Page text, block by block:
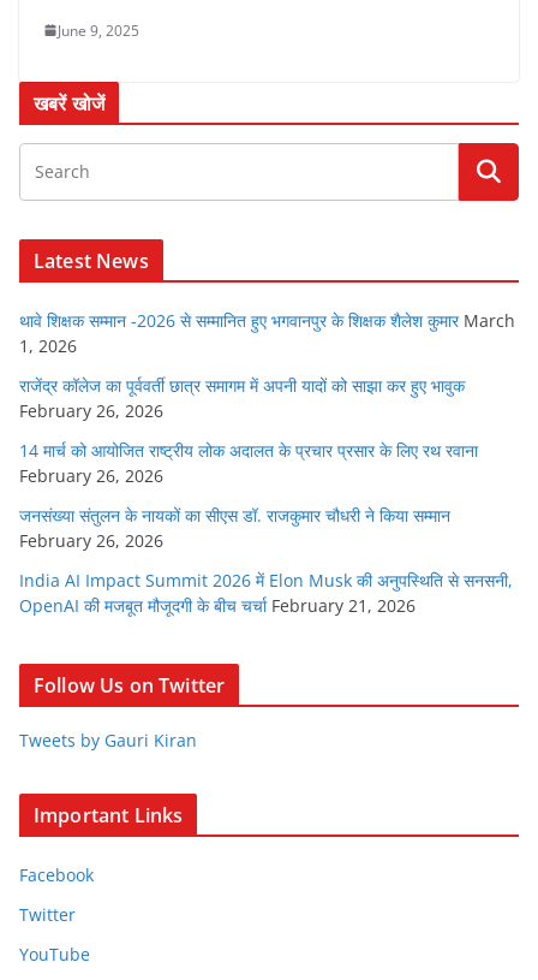
June 9, 2025
खबरें खोजें
Latest News
थावे शिक्षक सम्मान -2026 से सम्मानित हुए भगवानपुर के शिक्षक शैलेश कुमार March
1, 2026
राजेंद्र कॉलेज का पूर्ववर्ती छात्र समागम में अपनी यादों को साझा कर हुए भावुक
February 26, 2026
14 मार्च को आयोजित राष्ट्रीय लोक अदालत के प्रचार प्रसार के लिए रथ रवाना
February 26, 2026
जनसंख्या संतुलन के नायकों का सीएस डॉ. राजकुमार चौधरी ने किया सम्मान
February 26, 2026
India AI Impact Summit 2026 में Elon Musk की अनुपस्थिति से सनसनी,
OpenAI की मजबूत मौजूदगी के बीच चर्चा February 21, 2026
Follow Us on Twitter
Tweets by Gauri Kiran
Important Links
Facebook
Twitter
YouTube